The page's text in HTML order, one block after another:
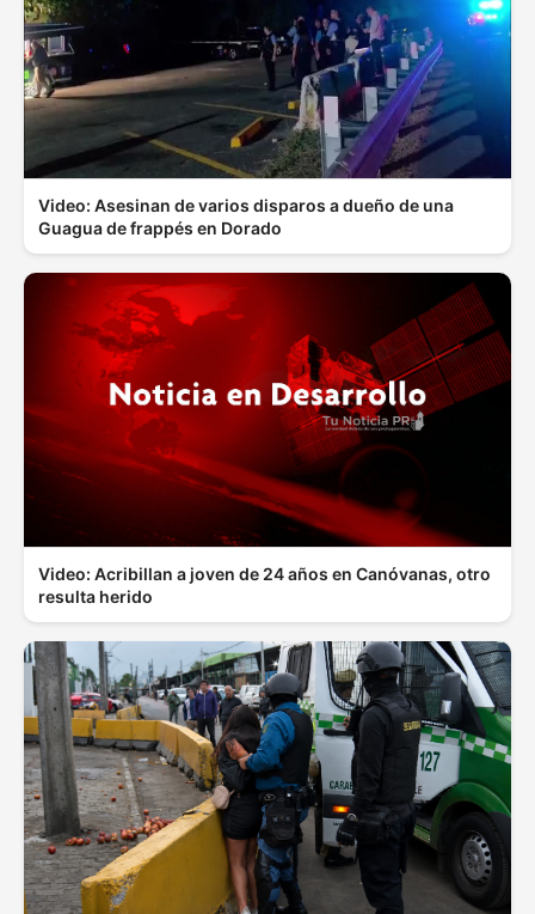
Video: Asesinan de varios disparos a dueño de una
Guagua de frappés en Dorado
Video: Acribillan a joven de 24 años en Canóvanas, otro
resulta herido